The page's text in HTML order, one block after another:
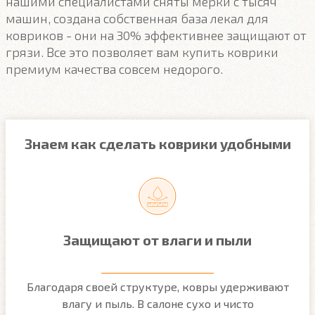
машин, создана собственная база лекал для
ковриков - они на 30% эффективнее защищают от
грязи. Все это позволяет вам купить коврики
премиум качества совсем недорого.
Знаем как сделать коврики удобными
Защищают от влаги и пыли
Благодаря своей структуре, ковры удерживают
влагу и пыль. В салоне сухо и чисто